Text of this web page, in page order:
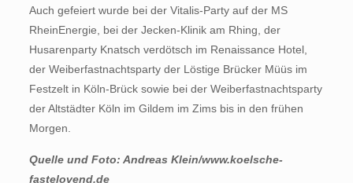
Auch gefeiert wurde bei der Vitalis-Party auf der MS
RheinEnergie, bei der Jecken-Klinik am Rhing, der
Husarenparty Knatsch verdötsch im Renaissance Hotel,
der Weiberfastnachtsparty der Löstige Brücker Müüs im
Festzelt in Köln-Brück sowie bei der Weiberfastnachtsparty
der Altstädter Köln im Gildem im Zims bis in den frühen
Morgen.
Quelle und Foto: Andreas Klein/www.koelsche-
fastelovend.de